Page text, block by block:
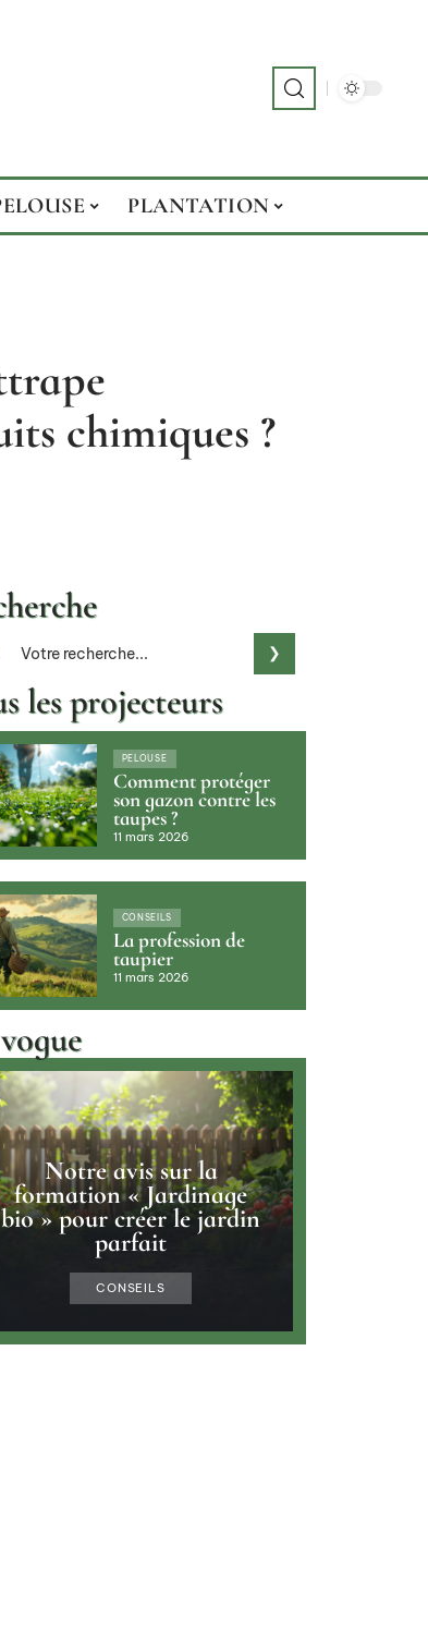
PLANTATION
chimiques ?
les projecteurs
PELOUSE
Comment protéger
son gazon contre les
taupes ?
11 mars 2026
CONSEILS
La profession de
taupier
11 mars 2026
Notre avis sur la
formation « Jardinage
bio » pour créer le jardin
parfait
CONSEILS